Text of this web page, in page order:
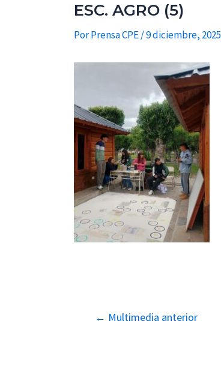
ESC. AGRO (5)
PorPrensa CPE/9 diciembre, 2025
Navegación
← Multimedia anterior